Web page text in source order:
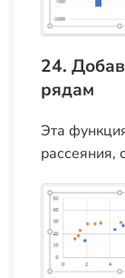
24.
рядам
Эта
рассеяния,